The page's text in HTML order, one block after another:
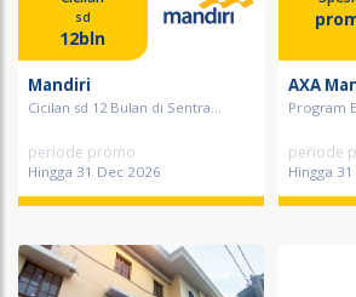
sd
12bln
Mandiri
Cicilan sd 12 Bulan di Sentra...
periode promo
Hingga 31 Dec 2026
AXA
Program
periode
Hingga